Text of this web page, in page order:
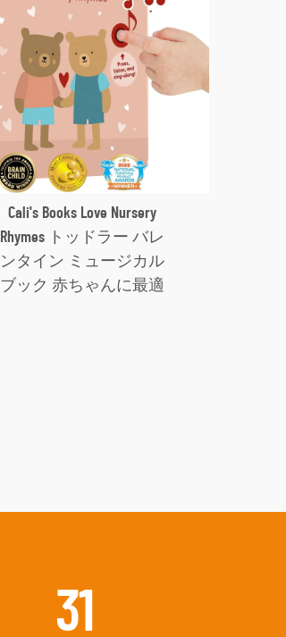
Cali's Books Love Nursery
Rhymes トッドラー バレ
ンタイン ミュージカル
ブック 赤ちゃんに最適
59